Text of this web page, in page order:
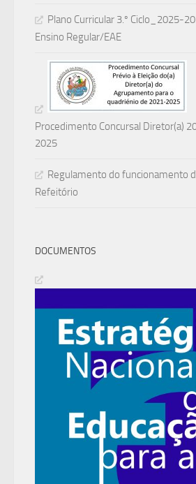
Plano Curricular 3.º Ciclo_2025-
Ensino Regular/EAE
Procedimento Concursal Diretor(a)
2025
Regulamento do funcionamento
Refeitório
DOCUMENTOS